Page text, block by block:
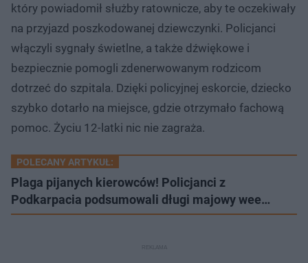
który powiadomił służby ratownicze, aby te oczekiwały
na przyjazd poszkodowanej dziewczynki. Policjanci
włączyli sygnały świetlne, a także dźwiękowe i
bezpiecznie pomogli zdenerwowanym rodzicom
dotrzeć do szpitala. Dzięki policyjnej eskorcie, dziecko
szybko dotarło na miejsce, gdzie otrzymało fachową
pomoc. Życiu 12-latki nic nie zagraża.
POLECANY ARTYKUŁ:
Plaga pijanych kierowców! Policjanci z
Podkarpacia podsumowali długi majowy wee…